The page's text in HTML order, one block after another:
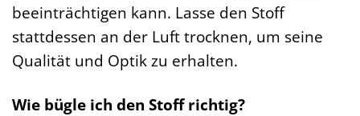
beeinträchtigen kann. Lasse den Stoff
stattdessen an der Luft trocknen, um seine
Qualität und Optik zu erhalten.
Wie bügle ich den Stoff richtig?